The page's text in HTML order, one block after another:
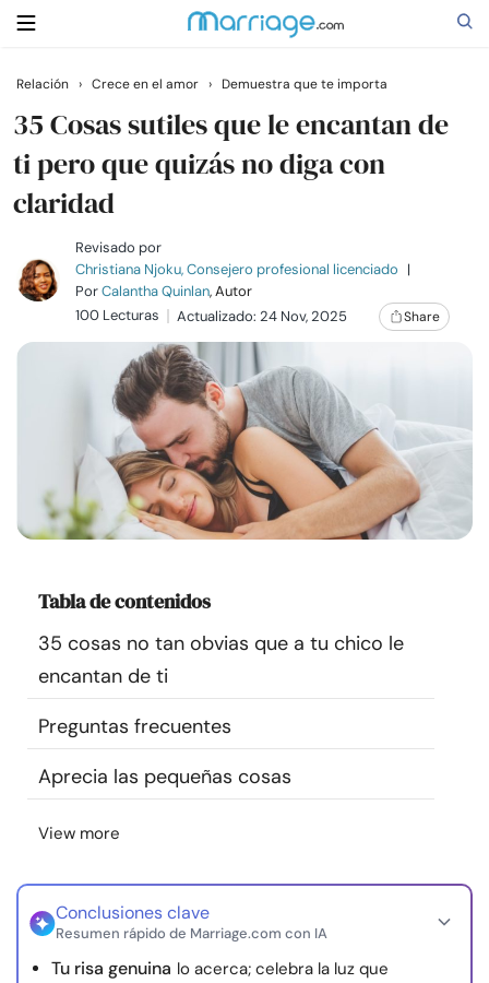
Buscar
Casarse
Relaciones
Familia
Cursos
Recursos
Encuentra un terapeuta
Idioma ES
Sobre nosotros Contáctanos Escríbenos
Relación › Crece en el amor › Demuestra que te importa
35 Cosas sutiles que le encantan de
ti pero que quizás no diga con
claridad
Revisado por
Christiana Njoku, Consejero profesional licenciado |
PorCalantha Quinlan, Autor
100 Lecturas
Actualizado: 24 Nov, 2025 Share
Tabla de contenidos
35 cosas no tan obvias que a tu chico le
encantan de ti
Preguntas frecuentes
Aprecia las pequeñas cosas
View more
Conclusiones clave
Resumen rápido de Marriage.com con IA
Tu risa genuina lo acerca; celebra la luz que